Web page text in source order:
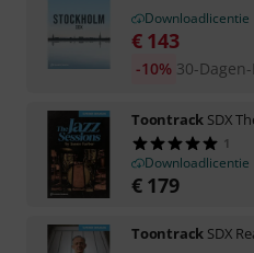
Downloadlicentie
€ 143
30-
-10%
Toontrack SDX
1
Downloadlicentie
€ 179
Toontrack SDX